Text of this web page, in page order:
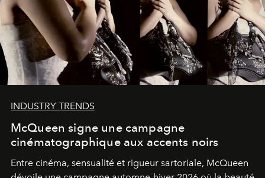
INDUSTRY TRENDS
McQueen signe une campagne
cinématographique aux accents noirs
Entre cinéma, sensualité et rigueur sartoriale, McQueen